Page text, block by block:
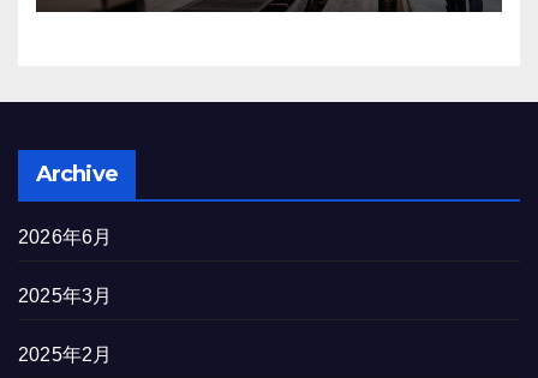
Archive
2026年6月
2025年3月
2025年2月